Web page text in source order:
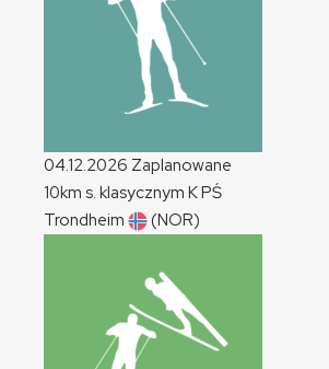
04.12.2026 Zaplanowane
10km s. klasycznym KPŚ
Trondheim
(NOR)